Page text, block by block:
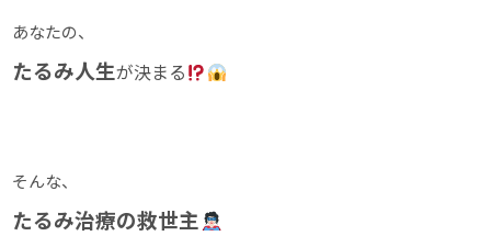
あなたの、
たるみ人生が決まる
そんな、
たるみ治療の救世主